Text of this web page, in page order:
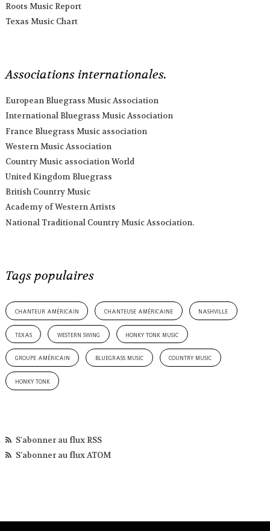
Roots Music Report
Texas Music Chart
Associations internationales.
European Bluegrass Music Association
International Bluegrass Music Association
France Bluegrass Music association
Western Music Association
Country Music association World
United Kingdom Bluegrass
British Country Music
Academy of Western Artists
National Traditional Country Music Association.
Tags populaires
chanteur américain chanteuse américaine nashville
texas western swing honky tonk music
groupe américain bluegrass music country music
honky tonk
S'abonner au flux RSS
S'abonner au flux ATOM